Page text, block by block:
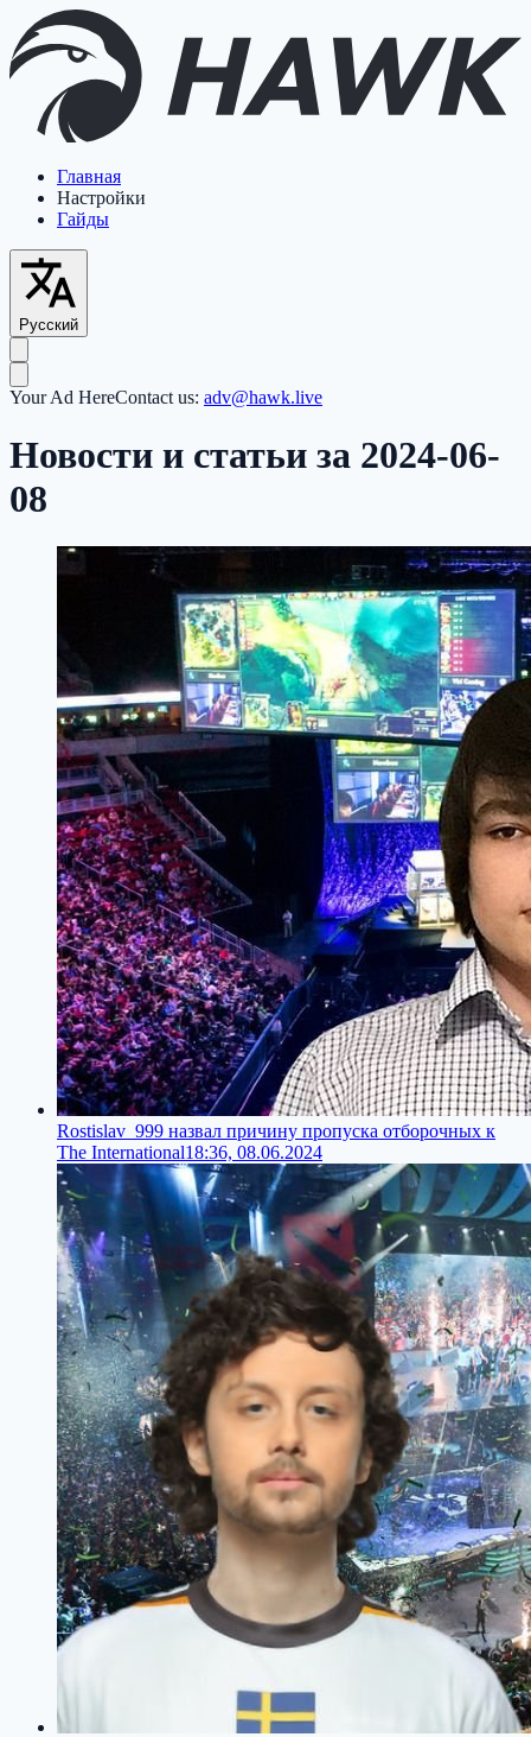
Главная
Настройки
Гайды
Русский
Your Ad HereContact us: adv@hawk.live
Новости и статьи за 2024-06-
08
Rostislav_999 назвал причину пропуска отборочных к
The International18:36, 08.06.2024